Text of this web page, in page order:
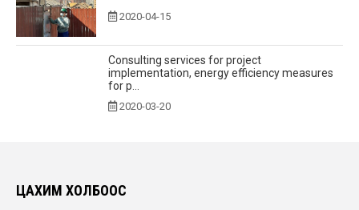
2020-04-15
Consulting services for project
implementation, energy efficiency measures
for p...
2020-03-20
ЦАХИМ ХОЛБООС